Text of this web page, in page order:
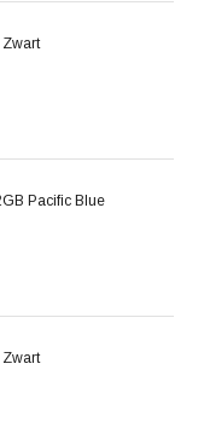
Pacific Blue